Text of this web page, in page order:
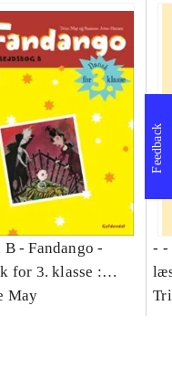
B -Fandango -
for 3. klasse :
-- Arbejdsbog.
May
- -
-
Feedback